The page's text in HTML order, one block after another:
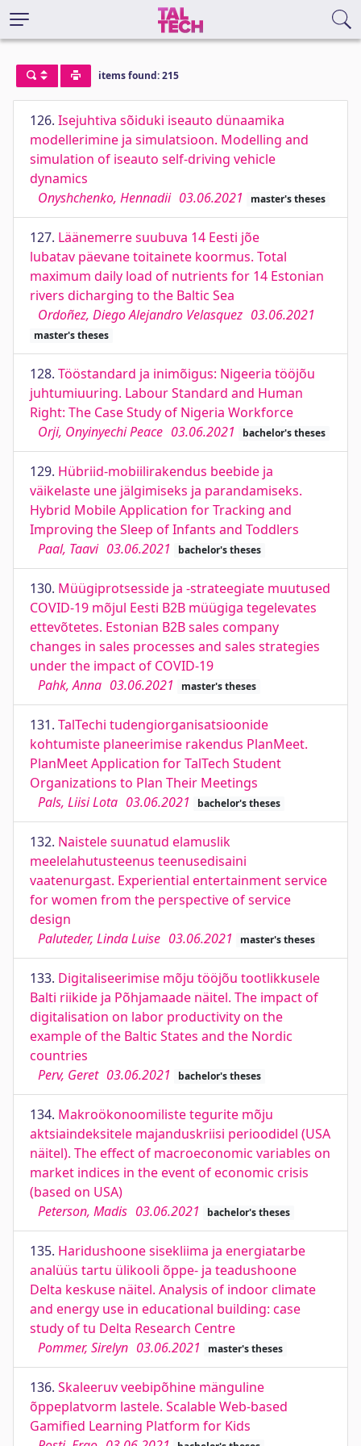
items found: 215
126. Isejuhtiva sõiduki iseauto dünaamika
modellerimine ja simulatsioon. Modelling and
simulation of iseauto self-driving vehicle
dynamics
Onyshchenko, Hennadii 03.06.2021 master's theses
127. Läänemerre suubuva 14 Eesti jõe
lubatav päevane toitainete koormus. Total
maximum daily load of nutrients for 14 Estonian
rivers dicharging to the Baltic Sea
Ordoñez, Diego Alejandro Velasquez 03.06.2021
master's theses
128. Tööstandard ja inimõigus: Nigeeria tööjõu
juhtumiuuring. Labour Standard and Human
Right: The Case Study of Nigeria Workforce
Orji, Onyinyechi Peace 03.06.2021 bachelor's theses
129. Hübriid-mobiilirakendus beebide ja
väikelaste une jälgimiseks ja parandamiseks.
Hybrid Mobile Application for Tracking and
Improving the Sleep of Infants and Toddlers
Paal, Taavi 03.06.2021 bachelor's theses
130. Müügiprotsesside ja -strateegiate muutused
COVID-19 mõjul Eesti B2B müügiga tegelevates
ettevõtetes. Estonian B2B sales company
changes in sales processes and sales strategies
under the impact of COVID-19
Pahk, Anna 03.06.2021 master's theses
131. TalTechi tudengiorganisatsioonide
kohtumiste planeerimise rakendus PlanMeet.
PlanMeet Application for TalTech Student
Organizations to Plan Their Meetings
Pals, Liisi Lota 03.06.2021 bachelor's theses
132. Naistele suunatud elamuslik
meelelahutusteenus teenusedisaini
vaatenurgast. Experiential entertainment service
for women from the perspective of service
design
Paluteder, Linda Luise 03.06.2021 master's theses
133. Digitaliseerimise mõju tööjõu tootlikkusele
Balti riikide ja Põhjamaade näitel. The impact of
digitalisation on labor productivity on the
example of the Baltic States and the Nordic
countries
Perv, Geret 03.06.2021 bachelor's theses
134. Makroökonoomiliste tegurite mõju
aktsiaindeksitele majanduskriisi perioodidel (USA
näitel). The effect of macroeconomic variables on
market indices in the event of economic crisis
(based on USA)
Peterson, Madis 03.06.2021 bachelor's theses
135. Haridushoone sisekliima ja energiatarbe
analüüs tartu ülikooli õppe- ja teadushoone
Delta keskuse näitel. Analysis of indoor climate
and energy use in educational building: case
study of tu Delta Research Centre
Pommer, Sirelyn 03.06.2021 master's theses
136. Skaleeruv veebipõhine mänguline
õppeplatvorm lastele. Scalable Web-based
Gamified Learning Platform for Kids